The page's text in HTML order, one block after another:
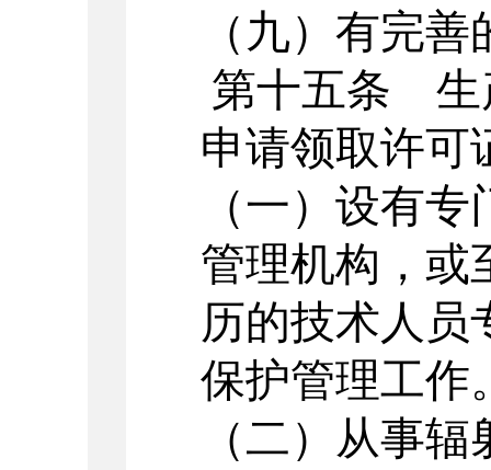
（九）有完
第十五条 生
申请领取许可
（一）设有
管理机构，或
历的技术人员
保护管理工作
（二）从事